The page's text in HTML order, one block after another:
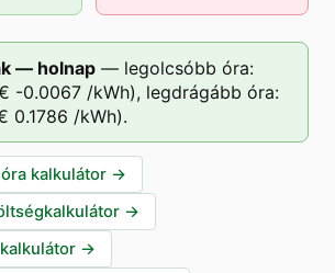
— holnap — legolcsóbb óra:
-0.0067 /kWh), legdrágább óra:
0.1786 /kWh).
kalkulátor →
→
→